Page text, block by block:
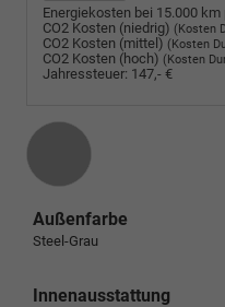
Energiekosten bei 15.000 km
CO2 Kosten (niedrig) (Kosten
CO2 Kosten (mittel) (Kosten
CO2 Kosten (hoch) (Kosten
Jahressteuer: 147,- €
Außenfarbe
Steel-Grau
Innenausstattung